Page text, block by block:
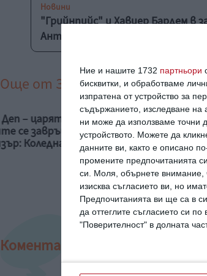
Ние и нашите 1732 партньори
бисквитки, и обработваме
изпратена от устройство за
съдържанието, изследване на
ни може да използваме точни
устройството. Можете да
данните ви, както е описано
промените предпочитанията
си.
Моля, обърнете внимание,
изисква съгласието ви, но
Предпочитанията ви ще са в
да оттеглите съгласието си
"Поверителност" в долната
Новини
"Грийнпийс" и Хавиер Бардем в
Антарктика
Още от Заедно
За времето и болката
Коментари